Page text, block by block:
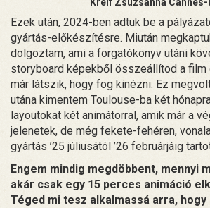
Kreif Zsuzsanna Cannes-
Ezek után, 2024-ben adtuk be a
gyártás-előkészítésre. Miután
dolgoztam, ami a forgatókönyv utáni
storyboard képekből összeállítod a film
már látszik, hogy fog kinézni. Ez
utána kimentem Toulouse-ba két
layoutokat két animátorral, amik már a
jelenetek, de még fekete-fehéren,
gyártás ’25 júliusától ’26 februárjáig
Engem mindig megdöbbent, mennyi
akár csak egy 15 perces animáció
Téged mi tesz alkalmassá arra,